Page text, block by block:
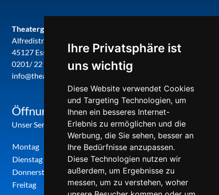
Ihre Privatsphäre ist
uns wichtig
Diese Website verwendet Cookies
und Targeting Technologien, um
Ihnen ein besseres Internet-
Erlebnis zu ermöglichen und die
Werbung, die Sie sehen, besser an
Ihre Bedürfnisse anzupassen.
Diese Technologien nutzen wir
außerdem, um Ergebnisse zu
messen, um zu verstehen, woher
Theatergemeinde metropole ruhr
Alfredistr. 32
45127 Essen
0201/ 22 22 29
info@theatergemeinde-metropole-ruhr.de
Öffnungszeiten
Unser Service-Center ist zu folgenden Zeiten geöffnet
Montag
12:00 Uhr - 17:00 Uhr
Dienstag
09:00 Uhr - 12:00 Uhr
Donnerstag
09:00 Uhr - 12:00 Uhr
Freitag
09:00 Uhr - 12:00 Uhr